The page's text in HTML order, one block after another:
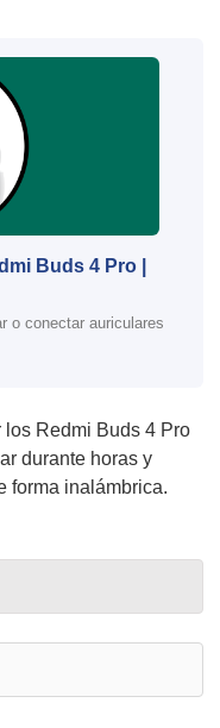
Buds 4 Pro |
o conectar auriculares
los Redmi Buds 4 Pro
durante horas y
forma inalámbrica.